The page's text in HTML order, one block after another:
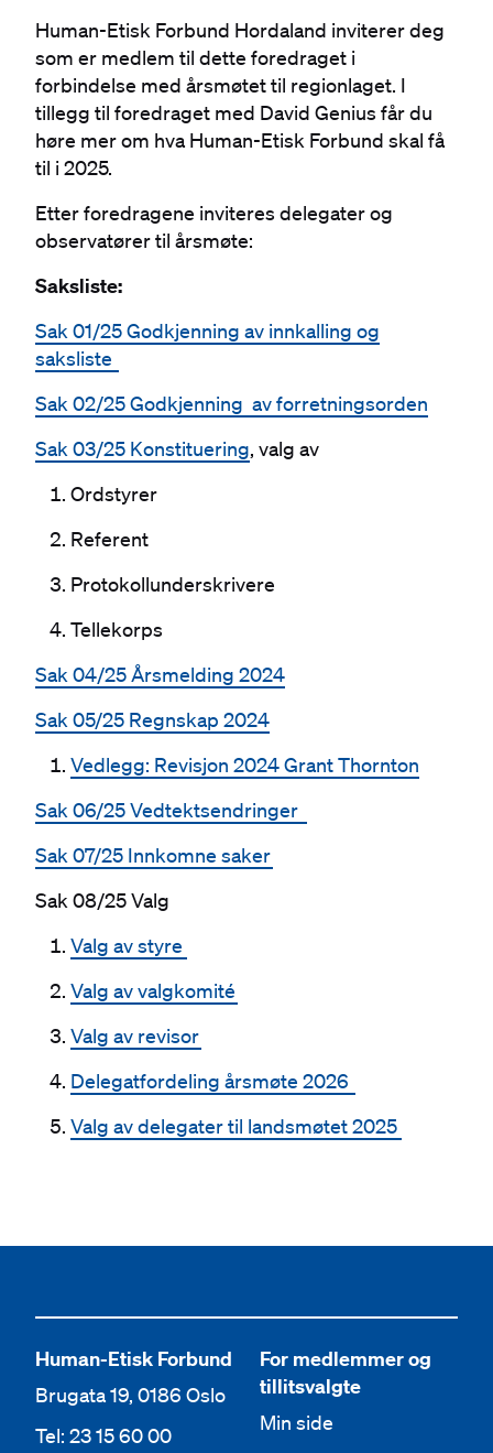
Human-Etisk Forbund Hordaland inviterer deg
som er medlem til dette foredraget i
forbindelse med årsmøtet til regionlaget. I
tillegg til foredraget med David Genius får du
høre mer om hva Human-Etisk Forbund skal få
til i 2025.
Etter foredragene inviteres delegater og
observatører til årsmøte:
Saksliste:
Sak 01/25 Godkjenning av innkalling og
saksliste
Sak 02/25 Godkjenning av forretningsorden
Sak 03/25 Konstituering, valg av
Ordstyrer
Referent
Protokollunderskrivere
Tellekorps
Sak 04/25 Årsmelding 2024
Sak 05/25 Regnskap 2024
Vedlegg: Revisjon 2024 Grant Thornton
Sak 06/25 Vedtektsendringer
Sak 07/25 Innkomne saker
Sak 08/25 Valg
Valg av styre
Valg av valgkomité
Valg av revisor
Delegatfordeling årsmøte 2026
Valg av delegater til landsmøtet 2025
Human-Etisk Forbund
Brugata 19, 0186 Oslo
Tel: 23 15 60 00
For medlemmer og
tillitsvalgte
Min side